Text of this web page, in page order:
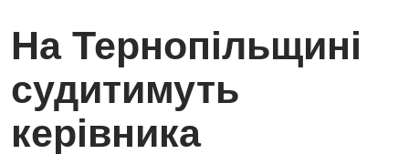
На Тернопільщині
судитимуть
керівника